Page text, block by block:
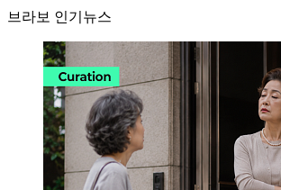
브라보 인기뉴스